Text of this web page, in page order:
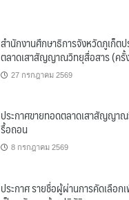
สำนักงานศึกษาธิการจังหวัดภูเก็ต
ตลาดเสาสัญญาณวิทยุสื่อสาร (ครั้
27 กรกฎาคม 2569
ประกาศขายทอดตลาดเสาสัญญา
รื้อถอน
8 กรกฎาคม 2569
ประกาศ รายชื่อผู้ผ่านการคัดเลือก